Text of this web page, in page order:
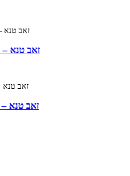
זאב טנא –
זאב טנא –